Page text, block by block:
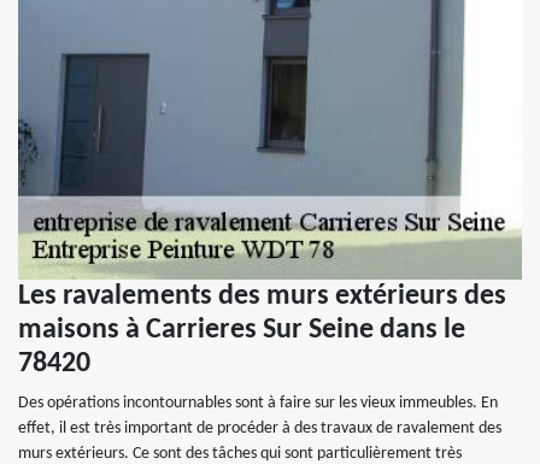
Les ravalements des murs extérieurs des
maisons à Carrieres Sur Seine dans le
78420
Des opérations incontournables sont à faire sur les vieux immeubles. En
effet, il est très important de procéder à des travaux de ravalement des
murs extérieurs. Ce sont des tâches qui sont particulièrement très